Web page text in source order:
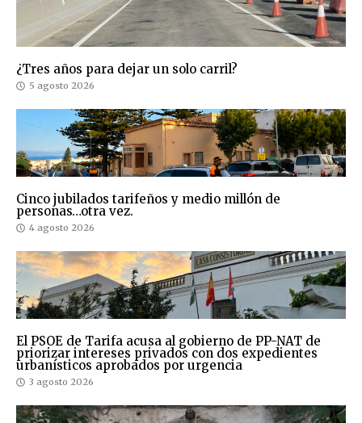
¿Tres años para dejar un solo carril?
5 agosto 2026
Cinco jubilados tarifeños y medio millón de
personas…otra vez.
4 agosto 2026
El PSOE de Tarifa acusa al gobierno de PP-NAT de
priorizar intereses privados con dos expedientes
urbanísticos aprobados por urgencia
3 agosto 2026